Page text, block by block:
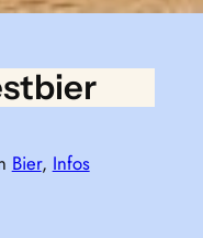
Bier, Infos